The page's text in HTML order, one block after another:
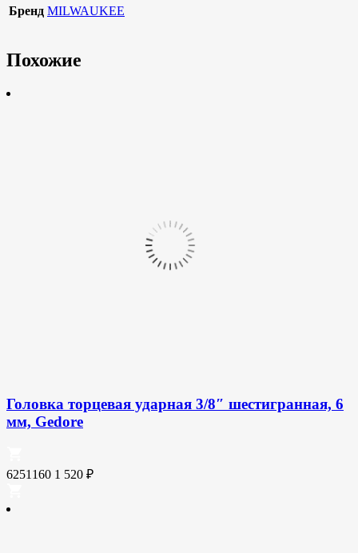
Бренд MILWAUKEE
Похожие
Головка торцевая ударная 3/8″ шестигранная, 6
мм, Gedore
6251160 1 520 ₽